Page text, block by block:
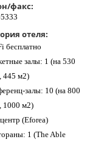
факс:
отеля:
бесплатно
залы: 1 (на 530
445 м2)
залы: 10 (на 800
1000 м2)
(Eforea)
1 (The Able